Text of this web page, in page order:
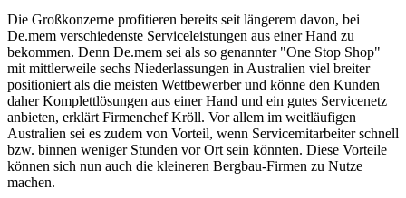
Die Großkonzerne profitieren bereits seit längerem davon, bei
De.mem verschiedenste Serviceleistungen aus einer Hand zu
bekommen. Denn De.mem sei als so genannter "One Stop Shop"
mit mittlerweile sechs Niederlassungen in Australien viel breiter
positioniert als die meisten Wettbewerber und könne den Kunden
daher Komplettlösungen aus einer Hand und ein gutes Servicenetz
anbieten, erklärt Firmenchef Kröll. Vor allem im weitläufigen
Australien sei es zudem von Vorteil, wenn Servicemitarbeiter schnell
bzw. binnen weniger Stunden vor Ort sein könnten. Diese Vorteile
können sich nun auch die kleineren Bergbau-Firmen zu Nutze
machen.